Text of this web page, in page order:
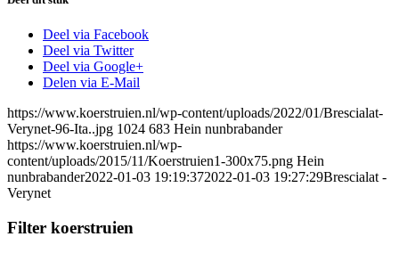
Deel via Facebook
Deel via Twitter
Deel via Google+
Delen via E-Mail
https://www.koerstruien.nl/wp-content/uploads/2022/01/Brescialat-
Verynet-96-Ita..jpg 1024 683 Hein nunbrabander
https://www.koerstruien.nl/wp-
content/uploads/2015/11/Koerstruien1-300x75.png Hein
nunbrabander2022-01-03 19:19:372022-01-03 19:27:29Brescialat -
Verynet
Filter koerstruien